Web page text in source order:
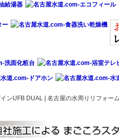
ンUFB DUAL | 名古屋の水周りリフォー